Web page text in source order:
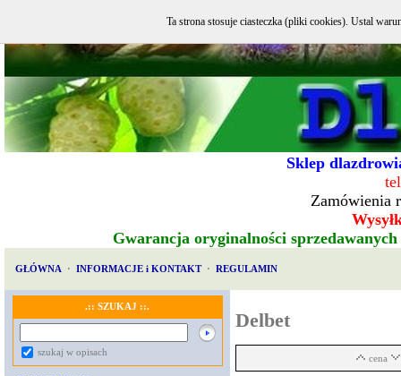
Sklep
Zamówienia
Gwarancja oryginalności
GŁÓWNA · INFORMACJE i KONTAKT · REGULAMIN
.:: SZUKAJ ::.
szukaj w opisach
Delbet
cena
Ta strona stosuje ciasteczka (pliki cookies). Ustal